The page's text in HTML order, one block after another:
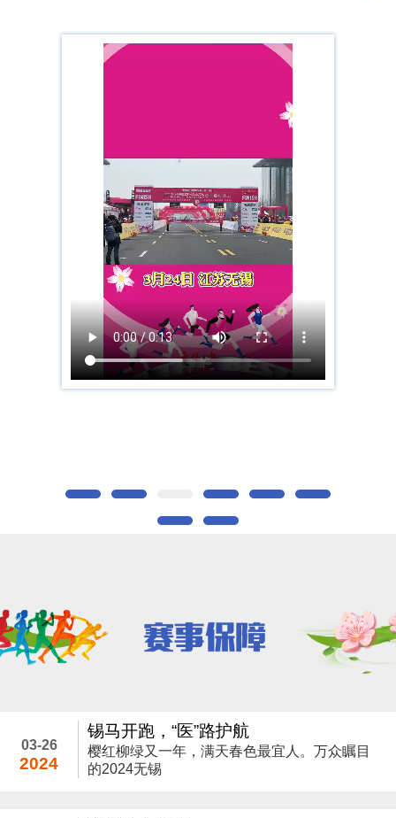
03-26
2024
锡马开跑，“医”路护航
樱红柳绿又一年，满天春色最宜人。万众瞩目
的2024无锡